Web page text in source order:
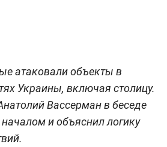
атаковали объекты в
Украины, включая столицу.
Вассерман в беседе
и объяснил логику